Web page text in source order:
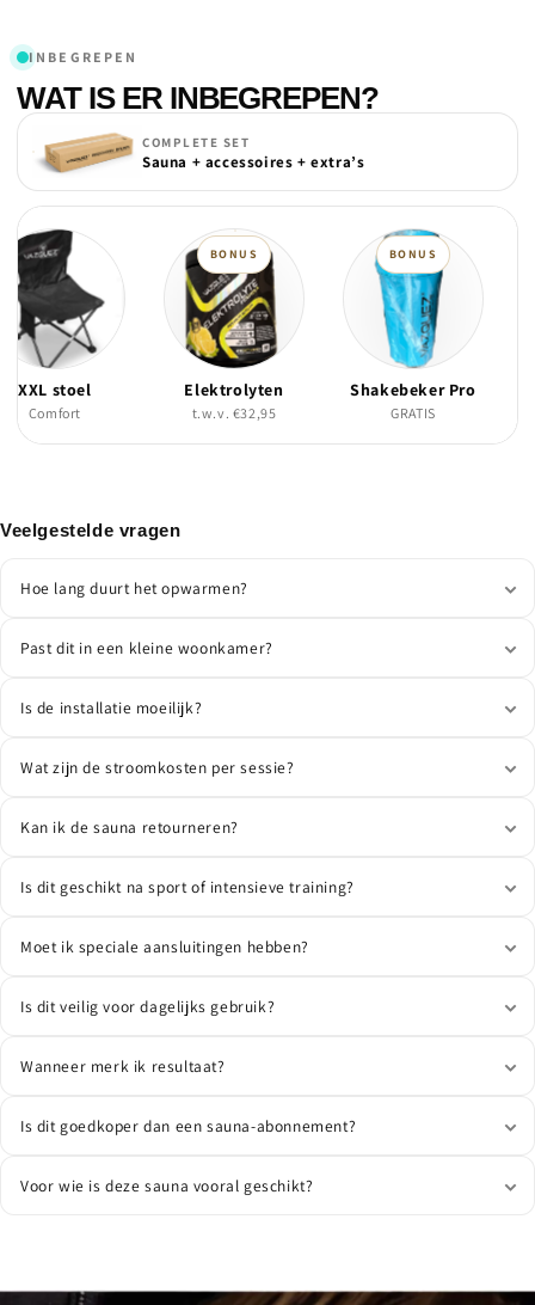
INBEGREPEN
WAT IS ER INBEGREPEN?
COMPLETE SET
Sauna + accessoires + extra’s
XXL stoel
Comfort
BONUS
Elektrolyten
t.w.v. €32,95
BONUS
Shakebeker Pro
GRATIS
Veelgestelde vragen
Hoe lang duurt het opwarmen?
Past dit in een kleine woonkamer?
Is de installatie moeilijk?
Wat zijn de stroomkosten per sessie?
Kan ik de sauna retourneren?
Is dit geschikt na sport of intensieve training?
Moet ik speciale aansluitingen hebben?
Is dit veilig voor dagelijks gebruik?
Wanneer merk ik resultaat?
Is dit goedkoper dan een sauna-abonnement?
Voor wie is deze sauna vooral geschikt?